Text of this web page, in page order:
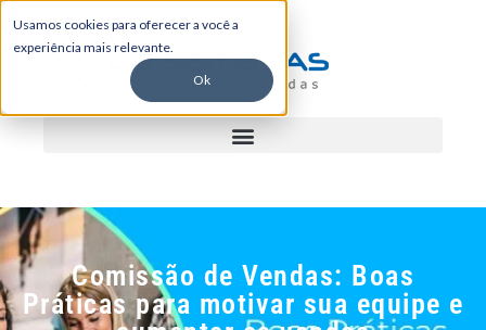
Usamos cookies para oferecer a você a
experiência mais relevante.
Ok
Comissão de Vendas: Boas
Práticas para motivar sua equipe e